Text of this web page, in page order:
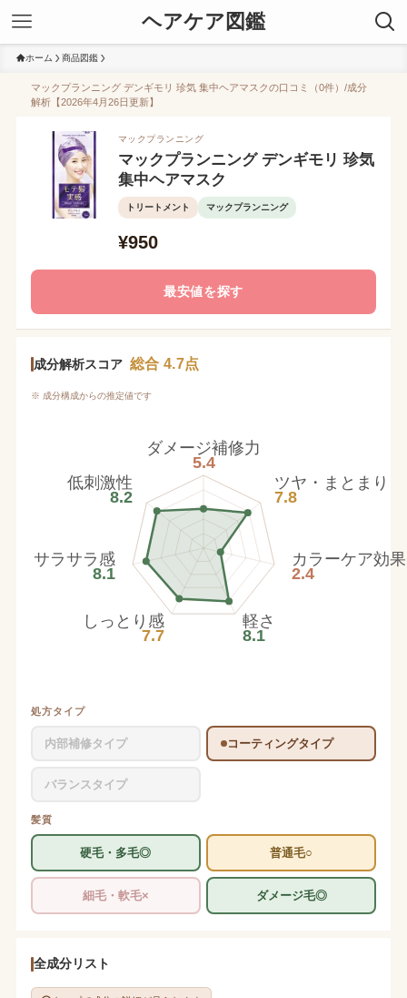
ヘアケア図鑑
ホーム 商品図鑑
マックプランニング デンギモリ 珍気 集中ヘアマスクの口コミ（0件）/成分
解析【2026年4月26日更新】
マックプランニング
マックプランニング デンギモリ 珍気
集中ヘアマスク
トリートメント マックプランニング
¥950
最安値を探す
成分解析スコア 総合 4.7点
※ 成分構成からの推定値です
ダメージ補修力
5.4
ツヤ・まとまり
7.8
カラーケア効果
2.4
軽さ
8.1
しっとり感
7.7
サラサラ感
8.1
低刺激性
8.2
処方タイプ
内部補修タイプ コーティングタイプ
バランスタイプ
髪質
硬毛・多毛◎ 普通毛○
細毛・軟毛× ダメージ毛◎
全成分リスト